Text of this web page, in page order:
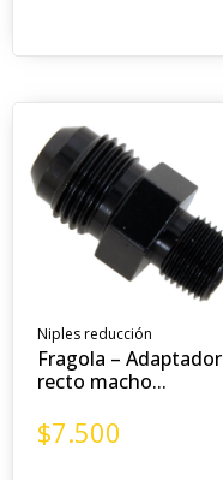
Niples reducción
Fragola – Adaptador
recto macho...
$7.500